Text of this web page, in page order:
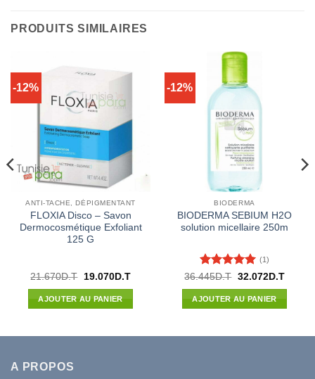
PRODUITS SIMILAIRES
-12%
ANTI-TACHE, DÉPIGMENTANT
FLOXIA Disco – Savon
Dermocosmétique Exfoliant
125 G
21.670D.T
Le
initial
était :
19.070D.TLe
AJOUTER AU PANIER
-12%
BIODERMA
BIODERMA SEBIUM H2O
solution micellaire 250m
Note5 sur
5
(1)
36.445D.T Le
initial
était :
32.072D.TLe
AJOUTER AU PANIER
A PROPOS